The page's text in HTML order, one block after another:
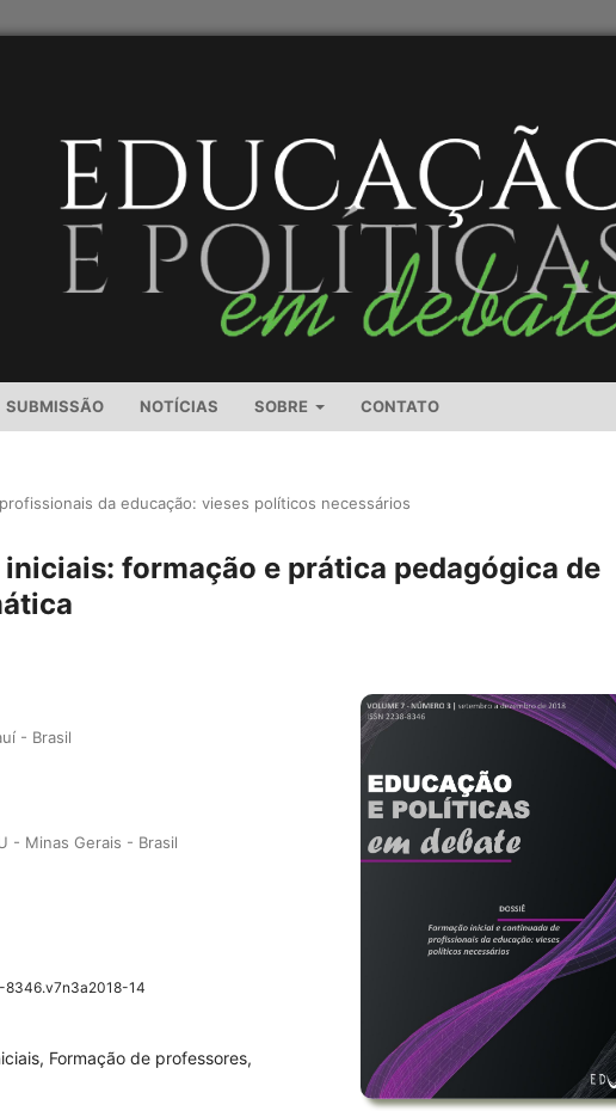
SUBMISSÃO NOTÍCIAS SOBRE CONTATO
da educação: vieses políticos necessários
formação e prática pedagógica de
- Brasil
- Minas Gerais - Brasil
8346.v7n3a2018-14
Formação de professores,